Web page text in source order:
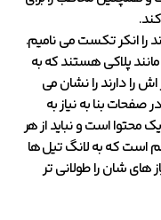
را انکر تکست می نامیم.
مانند پلاکی هستند که به
را دارند را نشان می
بنا به نیاز به
محتوا است و نباید از هر
است که به لانگ تیل ها
های شان را طولانی تر